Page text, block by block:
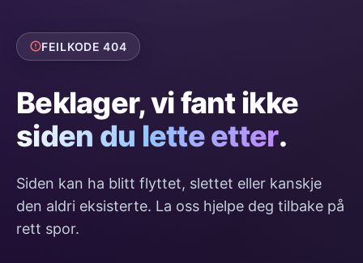
FEILKODE 404
Beklager, vi fant ikke
siden du lette etter.
Siden kan ha blitt flyttet, slettet eller kanskje
den aldri eksisterte. La oss hjelpe deg tilbake på
rett spor.